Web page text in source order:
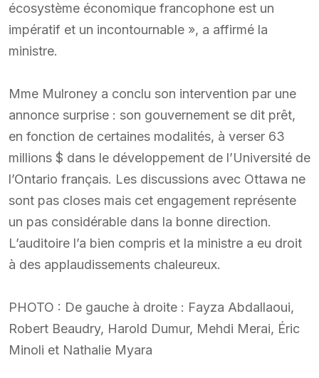
écosystème économique francophone est un
impératif et un incontournable », a affirmé la
ministre.
Mme Mulroney a conclu son intervention par une
annonce surprise : son gouvernement se dit prêt,
en fonction de certaines modalités, à verser 63
millions $ dans le développement de l’Université de
l’Ontario français. Les discussions avec Ottawa ne
sont pas closes mais cet engagement représente
un pas considérable dans la bonne direction.
L’auditoire l’a bien compris et la ministre a eu droit
à des applaudissements chaleureux.
PHOTO : De gauche à droite : Fayza Abdallaoui,
Robert Beaudry, Harold Dumur, Mehdi Merai, Éric
Minoli et Nathalie Myara